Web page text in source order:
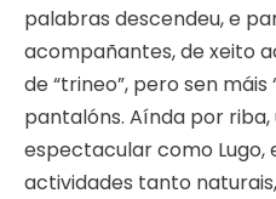
palabras descendeu, e
acompañantes, de xeito
de “trineo”, pero sen máis
pantalóns. Aínda por
espectacular como Lugo,
actividades tanto